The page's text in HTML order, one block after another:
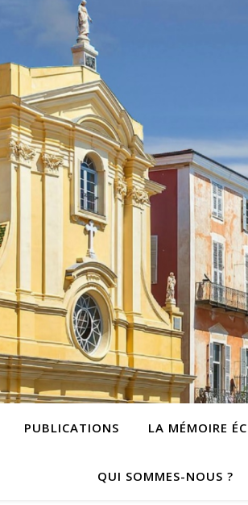
PUBLICATIONS LA MÉMOIRE
QUI SOMMES-NOUS ?